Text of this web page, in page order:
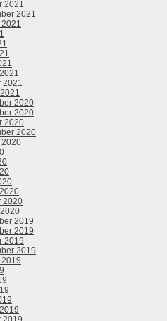
2021
2021
2021
2020
2020
2020
2020
2020
2020
2019
2019
2019
2019